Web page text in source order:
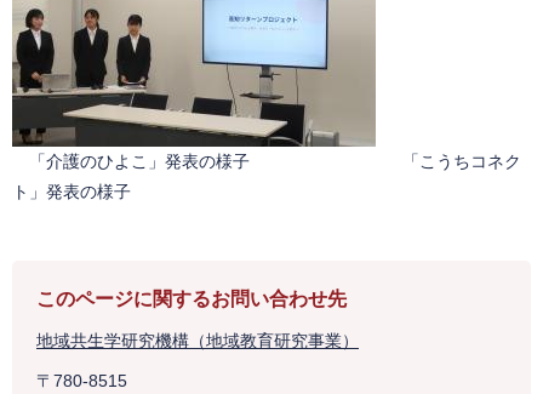
「介護のひよこ」発表の様子 「こうちコネク
ト」発表の様子
このページに関するお問い合わせ先
地域共生学研究機構（地域教育研究事業）
〒780-8515